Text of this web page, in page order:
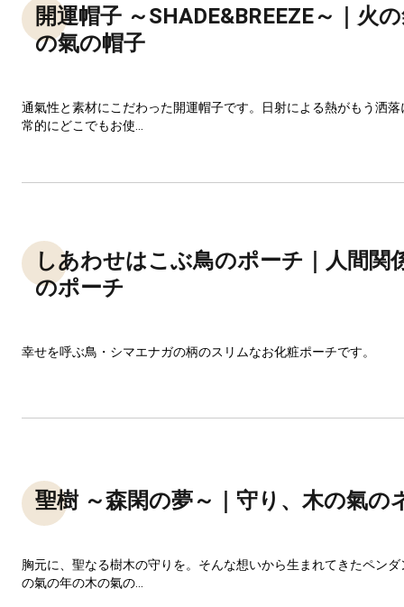
開運帽子 ～SHADE&BREEZE～｜火
の氣の帽子
通氣性と素材にこだわった開運帽子です。日射による熱がもう洒
常的にどこでもお使...
しあわせはこぶ鳥のポーチ｜人間関
のポーチ
幸せを呼ぶ鳥・シマエナガの柄のスリムなお化粧ポーチです。
聖樹 ～森閑の夢～｜守り、木の氣の
胸元に、聖なる樹木の守りを。そんな想いから生まれてきたペン
の氣の年の木の氣の...